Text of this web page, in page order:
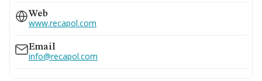
679...
Ver teléfono 679...
Ver teléfono 622...
Web
www.recapol.com
Email
info@recapol.com